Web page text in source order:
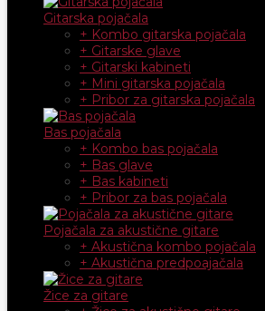
Gitarska pojačala
+ Kombo gitarska pojačala
+ Gitarske glave
+ Gitarski kabineti
+ Mini gitarska pojačala
+ Pribor za gitarska pojačala
Bas pojačala
+ Kombo bas pojačala
+ Bas glave
+ Bas kabineti
+ Pribor za bas pojačala
Pojačala za akustične gitare
+ Akustična kombo pojačala
+ Akustična predpoajačala
Žice za gitare